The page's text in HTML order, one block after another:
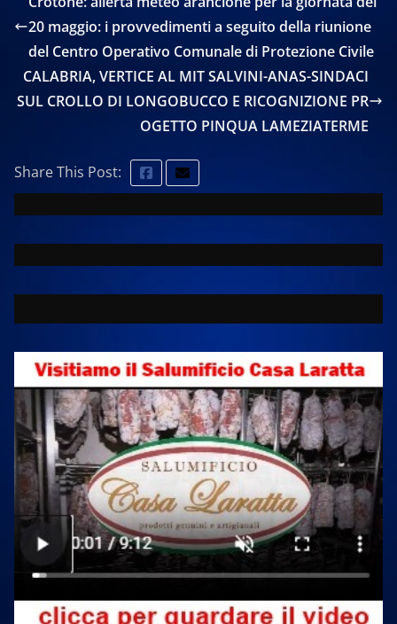
20 maggio: i provvedimenti a seguito della riunione
del Centro Operativo Comunale di Protezione Civile
CALABRIA, VERTICE AL MIT SALVINI-ANAS-SINDACI
SUL CROLLO DI LONGOBUCCO E RICOGNIZIONE PR
OGETTO PINQUA LAMEZIATERME
Share This Post: